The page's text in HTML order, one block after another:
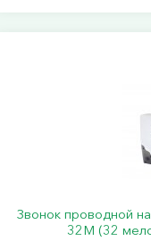
Звонок проводной
32М (32